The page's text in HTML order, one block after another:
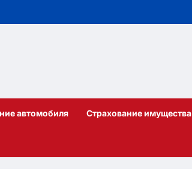
автомобиля Страхование имущества